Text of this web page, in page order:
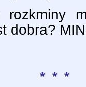
rozkminy
dobra?
* * *